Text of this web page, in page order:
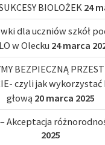
BIOLOŻEK 24
dla uczniów szkół
w Olecku 24 marca
BEZPIECZNĄ
czyli jak
głową 20 marca 2025
Akceptacja
2025